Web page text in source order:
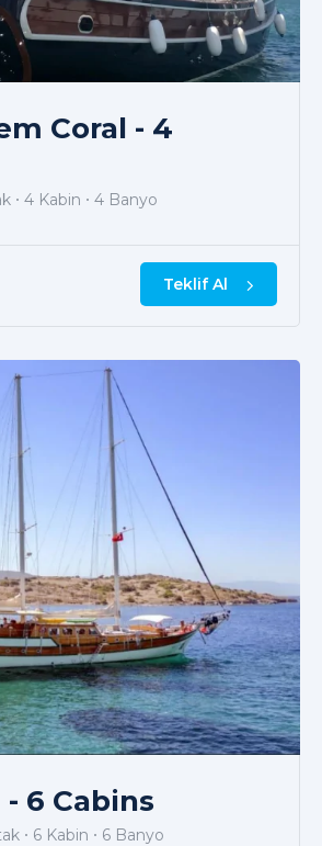
Coral - 4
4 Kabin 4 Banyo
Teklif Al
6 Cabins
6 Kabin 6 Banyo